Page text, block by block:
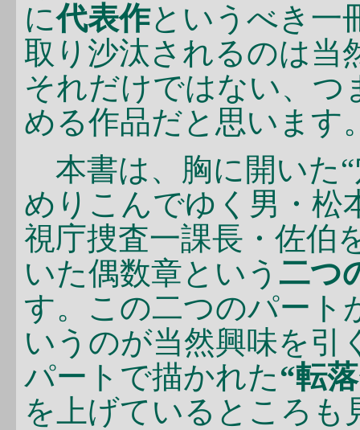
に代表作というべき一
取り沙汰されるのは当
それだけではない、つ
める作品だと思います
本書は、胸に開いた
めりこんでゆく男・松
視庁捜査一課長・佐伯
いた偶数章という 二つ
す。この二つのパート
いうのが当然興味を引
パートで描かれた“転
を上げているところも